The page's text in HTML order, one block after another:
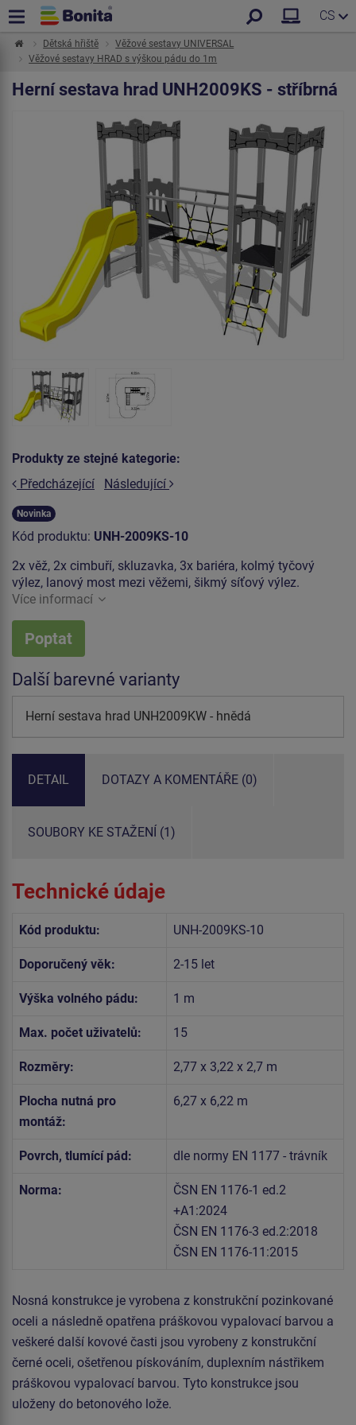
CS
Dětská hřiště
Věžové sestavy UNIVERSAL
Věžové sestavy HRAD s výškou pádu do 1m
Herní sestava hrad UNH2009KS - stříbrná
Produkty ze stejné kategorie:
Předcházející
Následující
Novinka
Kód produktu: UNH-2009KS-10
2x věž, 2x cimbuří, skluzavka, 3x bariéra, kolmý tyčový
výlez, lanový most mezi věžemi, šikmý síťový výlez.
Více informací
Poptat
Další barevné varianty
Herní sestava hrad UNH2009KW - hnědá
DETAIL DOTAZY A KOMENTÁŘE (0)
SOUBORY KE STAŽENÍ (1)
Technické údaje
Kód produktu: UNH-2009KS-10
Doporučený věk: 2-15 let
Výška volného pádu: 1 m
Max. počet uživatelů: 15
Rozměry: 2,77 x 3,22 x 2,7 m
Plocha nutná pro
montáž:
6,27 x 6,22 m
Povrch, tlumící pád: dle normy EN 1177 - trávník
Norma:
ČSN EN 1176-1 ed.2
+A1:2024
ČSN EN 1176-3 ed.2:2018
ČSN EN 1176-11:2015
Nosná konstrukce je vyrobena z konstrukční pozinkované
oceli a následně opatřena práškovou vypalovací barvou a
veškeré další kovové časti jsou vyrobeny z konstrukční
černé oceli, ošetřenou pískováním, duplexním nástřikem
práškovou vypalovací barvou. Tyto konstrukce jsou
uloženy do betonového lože.